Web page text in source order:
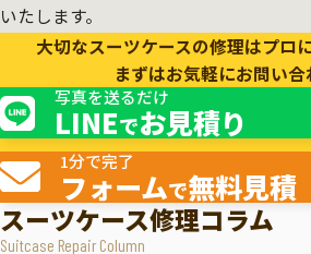
いたします。
大切なスーツケースの修理はプロ
まずはお気軽にお問い合
写真を送るだけ
LINEでお見積り
1分で完了
フォームで無料見積
スーツケース修理コラム
Suitcase Repair Column